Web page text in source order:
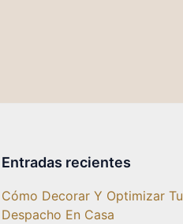
Entradas recientes
Cómo Decorar Y Optimizar Tu
Despacho En Casa